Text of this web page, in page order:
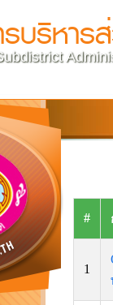
บริหาร
#
1